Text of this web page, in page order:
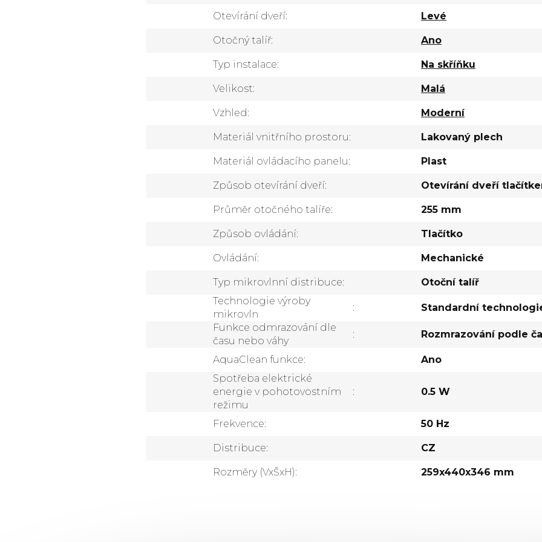
Otevírání dveří: Levé
Otočný talíř: Ano
Typ instalace: Na skříňku
Velikost: Malá
Vzhled: Moderní
Materiál vnitřního prostoru: Lakovaný plech
Materiál ovládacího panelu: Plast
Způsob otevírání dveří: Otevírání dveří
Průměr otočného talíře: 255 mm
Způsob ovládání: Tlačítko
Ovládání: Mechanické
Typ mikrovlnní distribuce:
Otoční talíř
Technologie výroby
mikrovln
:
Standardní
Funkce odmrazování dle
času nebo váhy
: Rozmrazování podle
AquaClean funkce:
Ano
Spotřeba elektrické
energie v pohotovostním
režimu
: 0.5 W
Frekvence: 50 Hz
Distribuce: CZ
Rozměry (VxŠxH): 259x440x346 mm